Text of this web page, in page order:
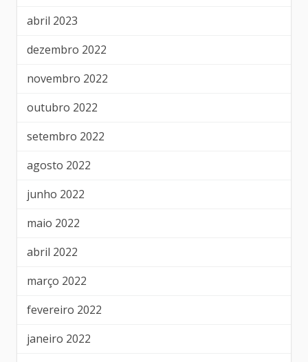
abril 2023
dezembro 2022
novembro 2022
outubro 2022
setembro 2022
agosto 2022
junho 2022
maio 2022
abril 2022
março 2022
fevereiro 2022
janeiro 2022